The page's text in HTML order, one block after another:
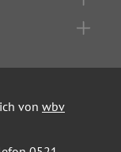
von wbv